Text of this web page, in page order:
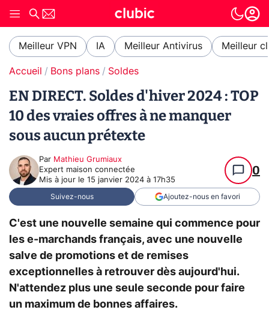
Meilleur VPN IA Meilleur Antivirus Meilleur
Accueil Bons plans Soldes
EN DIRECT. Soldes d'hiver 2024 : TOP
10 des vraies offres à ne manquer
sous aucun prétexte
Par Mathieu Grumiaux
Expert maison connectée
Mis à jour le 15 janvier 2024 à 17h35
0
Suivez-nous Ajoutez-nous en favori
C'est une nouvelle semaine qui commence pour
les e-marchands français, avec une nouvelle
salve de promotions et de remises
exceptionnelles à retrouver dès aujourd'hui.
N'attendez plus une seule seconde pour faire
un maximum de bonnes affaires.